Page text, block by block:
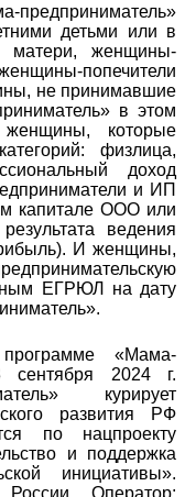
предприниматель»
детьми или в
матери, женщины-
попечители
не принимавшие
в этом
которые
физлица,
доход
и ИП
капитале ООО или
ведения
И женщины,
ЕГРЮЛ на дату
«Мама-
сентября 2024 г.
курирует
развития РФ
по нацпроекту
и поддержка
инициативы».
России. Оператор: